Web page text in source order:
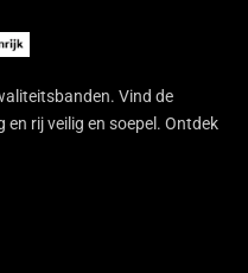
Vind de
rij veilig en soepel. Ontdek